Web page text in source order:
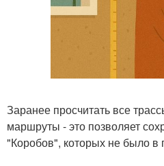
Заранее просчитать все
маршруты - это позволяет
"Коробов", которых не было в